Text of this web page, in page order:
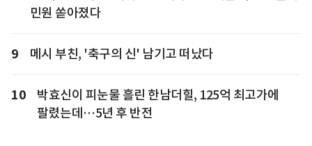
민원 쏟아졌다
9 메시 부친, '축구의 신' 남기고 떠났다
10
박효신이 피눈물 흘린 한남더힐, 125억 최고가에
팔렸는데…5년 후 반전